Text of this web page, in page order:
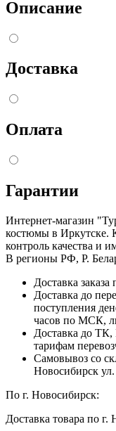
Описание
Доставка
Оплата
Гарантии
Интернет-магазин
костюмы в Иркутске.
контроль качества и
В регионы РФ, Р.
Доставка
Доставка до
поступления
часов по МСК,
Доставка до ТК,
тарифам
Самовывоз со
Новосибирск
По г. Новосибирск:
Доставка товара по г.